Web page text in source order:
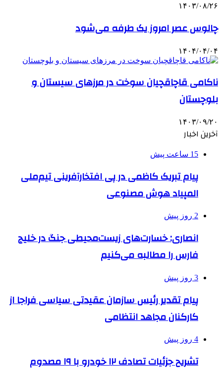
۱۴۰۳/۰۸/۲۶
چالوس عصر امروز یک طرفه می‌شود
۱۴۰۴/۰۴/۰۴
ناکامی قاچاقچیان سوخت در مرزهای سیستان و
بلوچستان
۱۴۰۳/۰۹/۲۰
آخرین اخبار
15 ساعت پیش
پیام تبریک کاظمی در پی افتخارآفرینی تیم‌ملی
المپیاد هوش مصنوعی
2 روز پیش
انصاری: خسارت‌های زیست‌محیطی جنگ در خلیج
فارس را مطالبه‌ می‌کنیم
3 روز پیش
پیام تقدیر رئیس سازمان عقیدتی سیاسی فراجا از
کارکنان مجاهد انتظامی
4 روز پیش
تشریح جزئیات تصادف ۱۲ خودرو با ۱۹ مصدوم